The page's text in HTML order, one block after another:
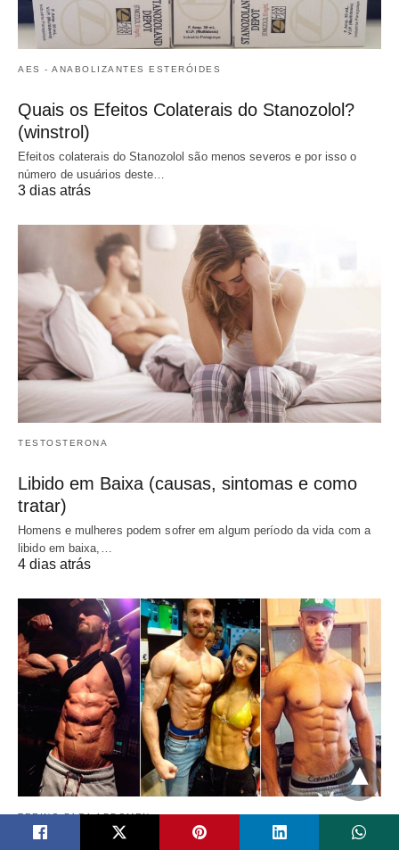
AES - ANABOLIZANTES ESTERÓIDES
Quais os Efeitos Colaterais do Stanozolol?
(winstrol)
Efeitos colaterais do Stanozolol são menos severos e por isso o
número de usuários deste…
3 dias atrás
TESTOSTERONA
Libido em Baixa (causas, sintomas e como
tratar)
Homens e mulheres podem sofrer em algum período da vida com a
libido em baixa,…
4 dias atrás
TREINO PARA ABDOMEN